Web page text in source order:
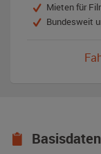
Mieten für
Bundesweit
Basisdaten